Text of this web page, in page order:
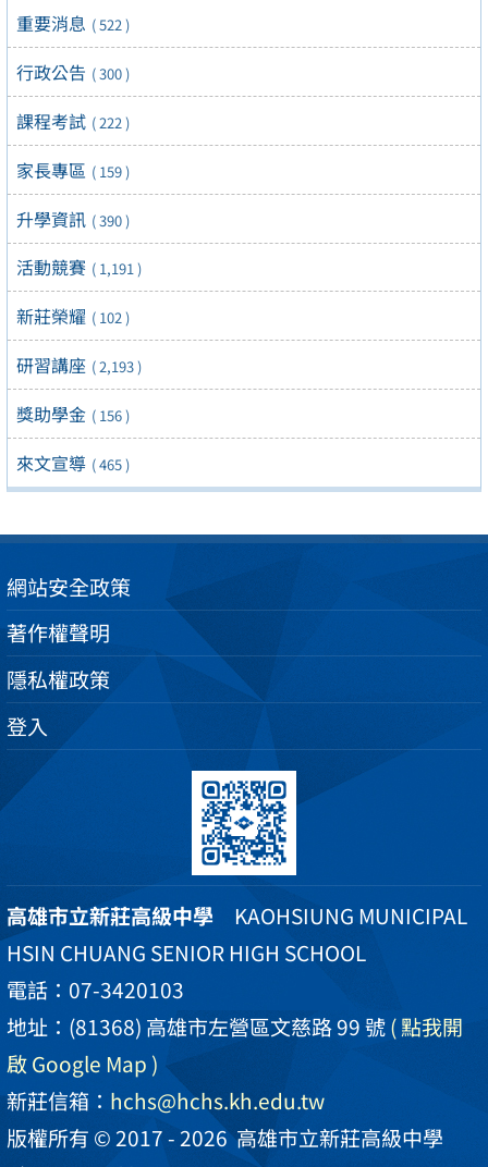
重要消息 ( 522 )
行政公告 ( 300 )
課程考試 ( 222 )
家長專區 ( 159 )
升學資訊 ( 390 )
活動競賽 ( 1,191 )
新莊榮耀 ( 102 )
研習講座 ( 2,193 )
獎助學金 ( 156 )
來文宣導 ( 465 )
網站安全政策
著作權聲明
隱私權政策
登入
高雄市立新莊高級中學 KAOHSIUNG MUNICIPAL
HSIN CHUANG SENIOR HIGH SCHOOL
電話：07-3420103
地址：(81368) 高雄市左營區文慈路 99 號( 點我開
啟 Google Map )
新莊信箱： hchs@hchs.kh.edu.tw
版權所有 © 2017 - 2026高雄市立新莊高級中學